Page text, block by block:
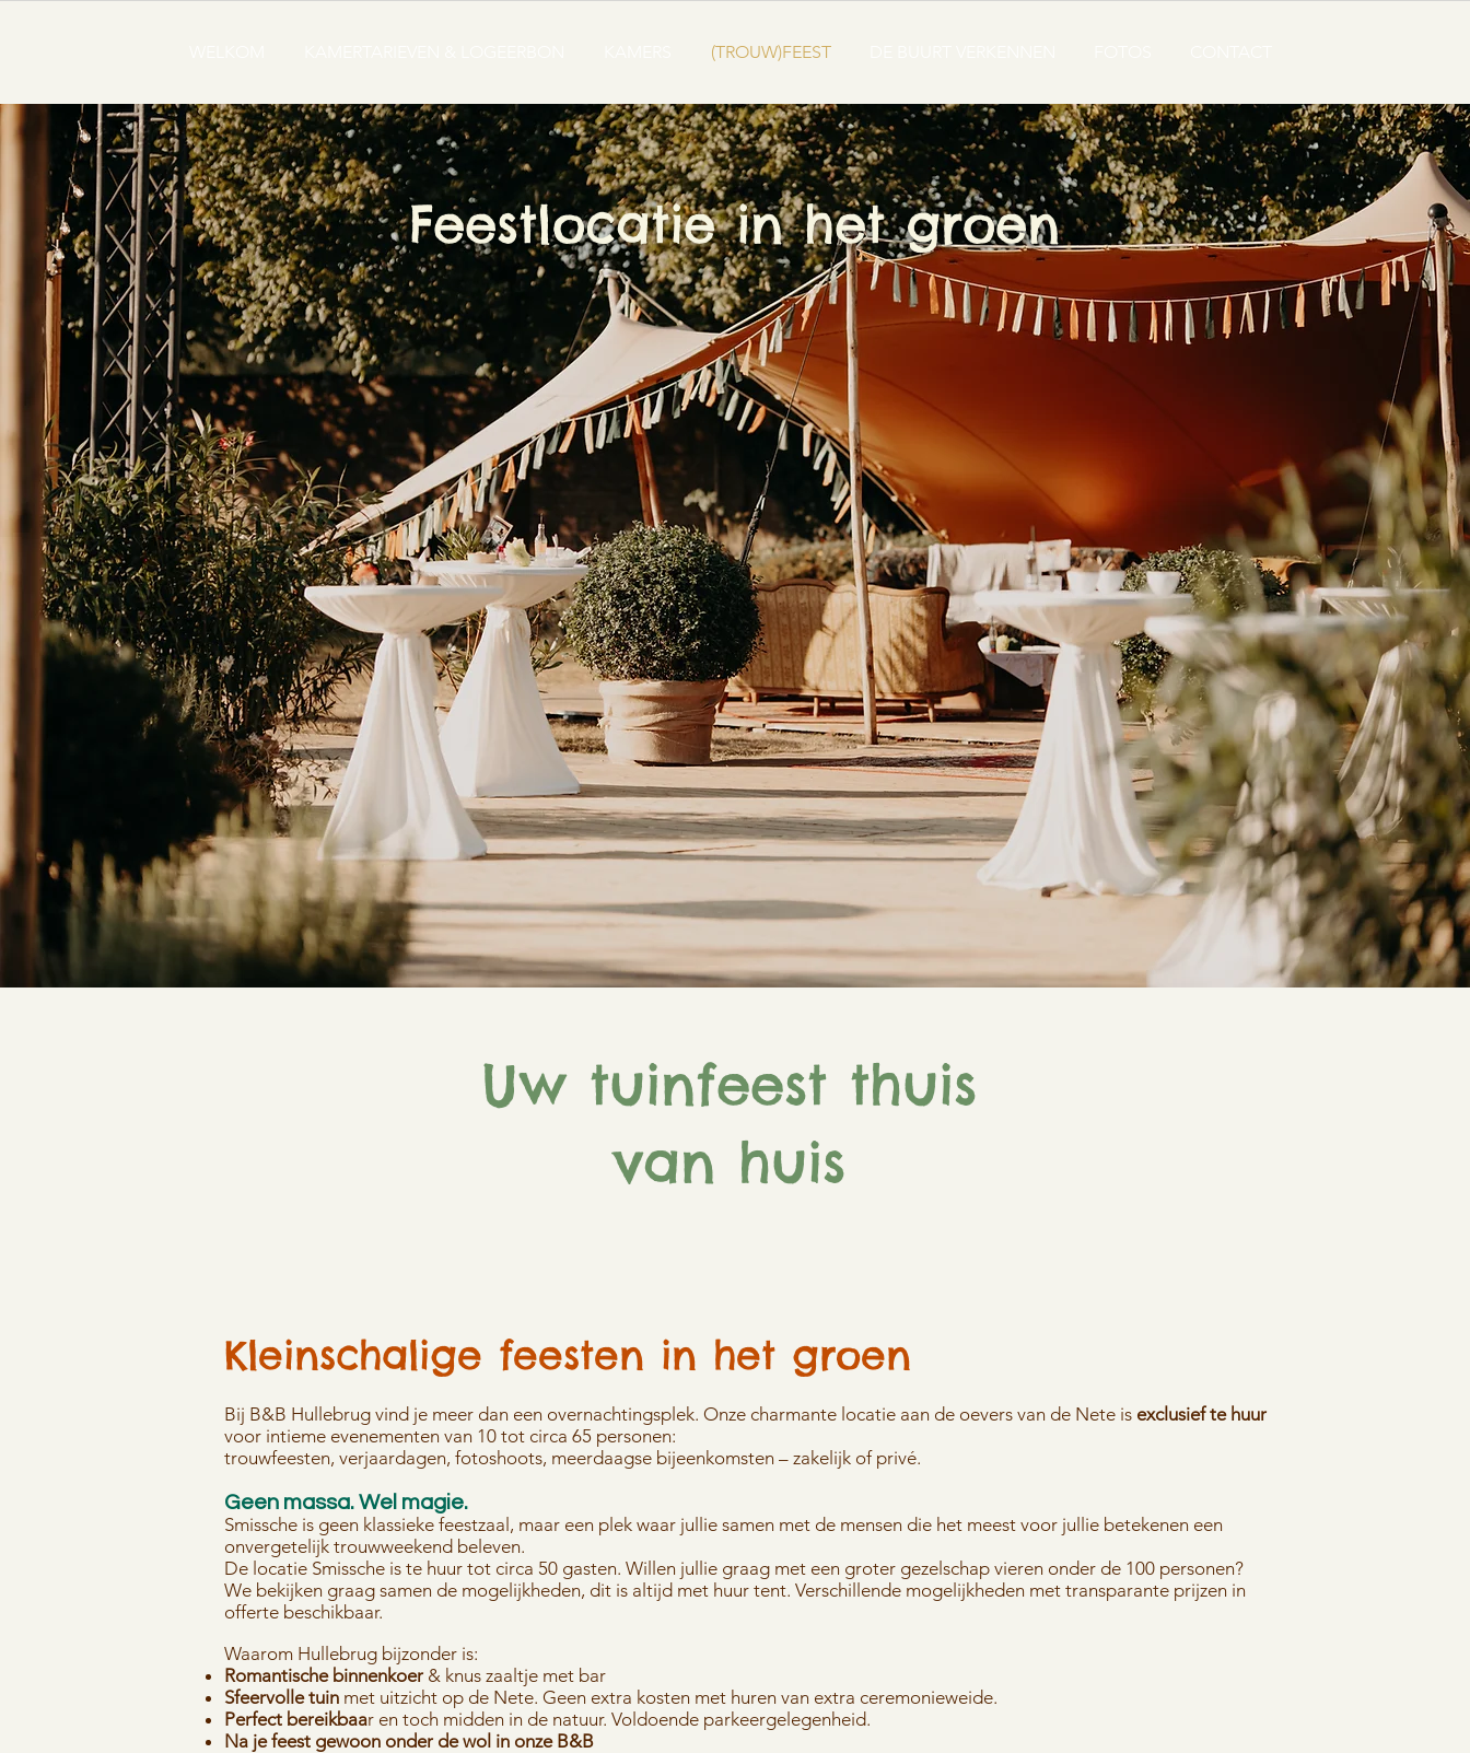
(TROUW)FEEST
Feestlocatie in het groen
Uw tuinfeest thuis
van huis
Kleinschalige feesten in het groen
Bij B&B Hullebrug vind je meer dan een overnachtingsplek. Onze charmante locatie aan de oevers van de Nete is exclusief te huur
voor intieme evenementen van 10 tot circa 65 personen:
trouwfeesten, verjaardagen, fotoshoots, meerdaagse bijeenkomsten – zakelijk of privé.
Geen massa. Wel magie.
Smissche is geen klassieke feestzaal, maar een plek waar jullie samen met de mensen die het meest voor jullie betekenen een
onvergetelijk trouwweekend beleven.
De locatie Smissche is te huur tot circa 50 gasten. Willen jullie graag met een groter gezelschap vieren onder de 100 personen?
We bekijken graag samen de mogelijkheden, dit is altijd met huur tent. Verschillende mogelijkheden met transparante prijzen in
offerte beschikbaar.
Waarom Hullebrug bijzonder is:
Romantische binnenkoer & knus zaaltje met bar
Sfeervolle tuin met uitzicht op de Nete. Geen extra kosten met huren van extra ceremonieweide.
Perfect bereikbaar en toch midden in de natuur. Voldoende parkeergelegenheid.
Na je feest gewoon onder de wol in onze B&B